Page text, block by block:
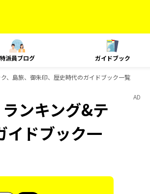
特派員ブログ ガイドブック
、島旅、御朱印、歴史時代のガイドブック一覧
ンキング&テ
イドブック一
AD